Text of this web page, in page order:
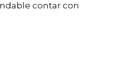
contar con